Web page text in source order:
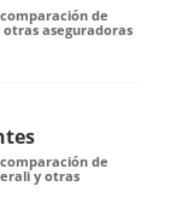
de
aseguradoras
de
y otras